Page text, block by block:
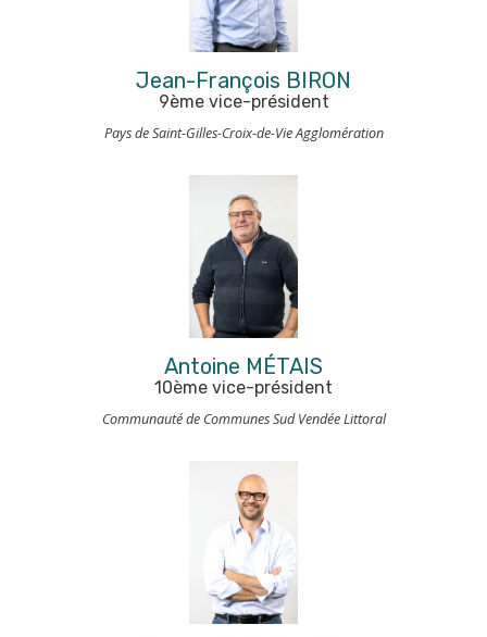
Jean-François BIRON
9ème vice-président
Pays de Saint-Gilles-Croix-de-Vie Agglomération
Antoine MÉTAIS
10ème vice-président
Communauté de Communes Sud Vendée Littoral